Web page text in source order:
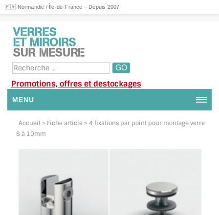
🇫🇷 Normandie / Île-de-France – Depuis 2007
Promotions, offres et destockages
MENU
NOUS CONTACTER
SUIVI DE DEVIS
SUIVI DE COMMANDE
Accueil > Fiche article > 4 fixations par point pour montage verre
6 à 10mm